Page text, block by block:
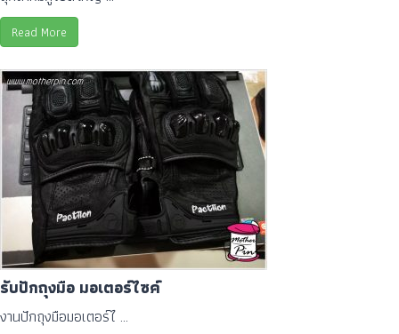
Read More
รับปักถุงมือ มอเตอร์ไซค์
งานปักถุงมือมอเตอร์ไ ...